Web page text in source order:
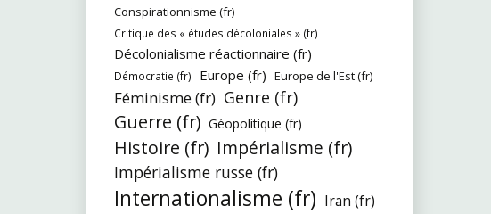
Conspirationnisme (fr)
Critique des « études décoloniales » (fr)
Décolonialisme réactionnaire (fr)
Démocratie (fr) Europe (fr) Europe de l'Est (fr)
Féminisme (fr) Genre (fr)
Guerre (fr) Géopolitique (fr)
Histoire (fr) Impérialisme (fr)
Impérialisme russe (fr)
Internationalisme (fr) Iran (fr)